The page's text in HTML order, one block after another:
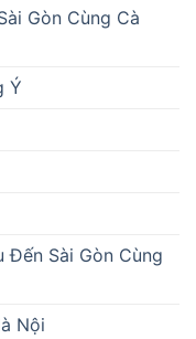
Gòn Cùng Cà
Ý
Đến Sài Gòn Cùng
Nội